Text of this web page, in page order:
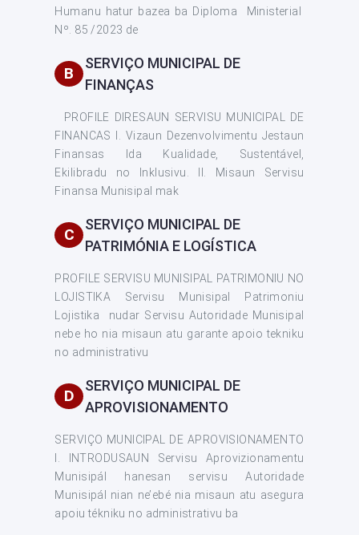
Humanu hatur bazea ba Diploma Ministerial
Nº. 85 /2023 de
B
SERVIÇO MUNICIPAL DE
FINANÇAS
PROFILE DIRESAUN SERVISU MUNICIPAL DE
FINANCAS I. Vizaun Dezenvolvimentu Jestaun
Finansas Ida Kualidade, Sustentável,
Ekilibradu no Inklusivu. II. Misaun Servisu
Finansa Munisipal mak
C
SERVIÇO MUNICIPAL DE
PATRIMÓNIA E LOGÍSTICA
PROFILE SERVISU MUNISIPAL PATRIMONIU NO
LOJISTIKA Servisu Munisipal Patrimoniu
Lojistika nudar Servisu Autoridade Munisipal
nebe ho nia misaun atu garante apoio tekniku
no administrativu
D
SERVIÇO MUNICIPAL DE
APROVISIONAMENTO
SERVIÇO MUNICIPAL DE APROVISIONAMENTO
I. INTRODUSAUN Servisu Aprovizionamentu
Munisipál hanesan servisu Autoridade
Munisipál nian ne’ebé nia misaun atu asegura
apoiu tékniku no administrativu ba